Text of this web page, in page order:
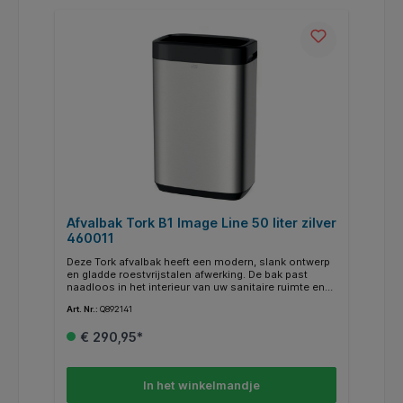
Afvalbak Tork B1 Image Line 50 liter zilver
460011
Deze Tork afvalbak heeft een modern, slank ontwerp
en gladde roestvrijstalen afwerking. De bak past
naadloos in het interieur van uw sanitaire ruimte en
besparen. Deze vuilnisbak is goed te onderhouden
verborgen vuilniszak ziet de afvalbak er altijd netjes
ontwerp voor aan de muur * De hoge capaciteit
verkort de onderhoudstijd * Verborgen vuilniszak
Art. Nr.: Q892141
€ 290,95*
In het winkelmandje